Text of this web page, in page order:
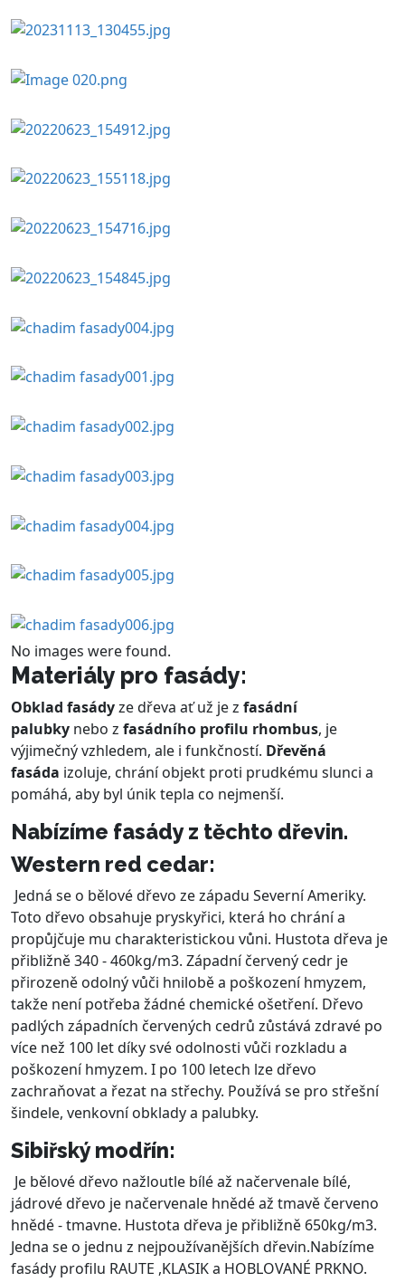
No images were found.
Materiály pro fasády:
Obklad fasádyze dřeva ať už je z fasádní
palubky nebo z fasádního profilu rhombus, je
výjimečný vzhledem, ale i funkčností. Dřevěná
fasáda izoluje, chrání objekt proti prudkému slunci a
pomáhá, aby byl únik tepla co nejmenší.
Nabízíme fasády z těchto dřevin.
Western red cedar:
Jedná se o bělové dřevo ze západu Severní Ameriky.
Toto dřevo obsahuje pryskyřici, která ho chrání a
propůjčuje mu charakteristickou vůni. Hustota dřeva je
přibližně 340 - 460kg/m3. Západní červený cedr je
přirozeně odolný vůči hnilobě a poškození hmyzem,
takže není potřeba žádné chemické ošetření. Dřevo
padlých západních červených cedrů zůstává zdravé po
více než 100 let díky své odolnosti vůči rozkladu a
poškození hmyzem. I po 100 letech lze dřevo
zachraňovat a řezat na střechy. Používá se pro střešní
šindele, venkovní obklady a palubky.
Sibiřský modřín:
Je bělové dřevo nažloutle bílé až načervenale bílé,
jádrové dřevo je načervenale hnědé až tmavě červeno
hnědé - tmavne. Hustota dřeva je přibližně 650kg/m3.
Jedna se o jednu z nejpoužívanějších dřevin.Nabízíme
fasády profilu RAUTE ,KLASIK a HOBLOVANÉ PRKNO.